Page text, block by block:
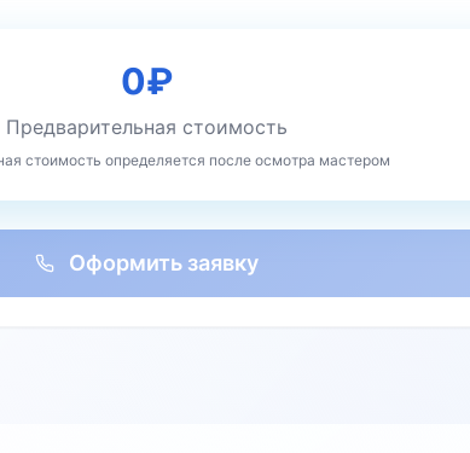
0₽
Предварительная стоимость
стоимость определяется после осмотра мастером
Оформить заявку